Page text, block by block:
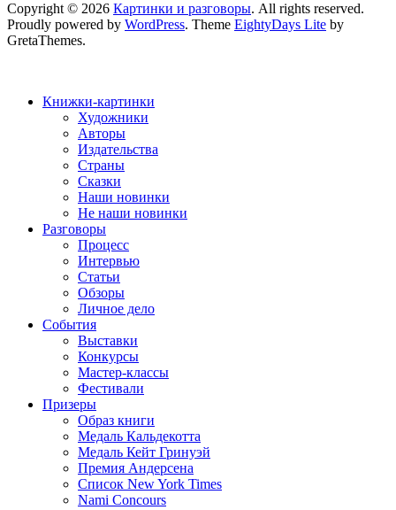
Copyright © 2026 Картинки и разговоры. All rights reserved.
Proudly powered by WordPress. Theme EightyDays Lite by
GretaThemes.
Книжки-картинки
Художники
Авторы
Издательства
Страны
Сказки
Наши новинки
Не наши новинки
Разговоры
Процесс
Интервью
Статьи
Обзоры
Личное дело
События
Выставки
Конкурсы
Мастер-классы
Фестивали
Призеры
Образ книги
Медаль Кальдекотта
Медаль Кейт Гринуэй
Премия Андерсена
Список New York Times
Nami Concours